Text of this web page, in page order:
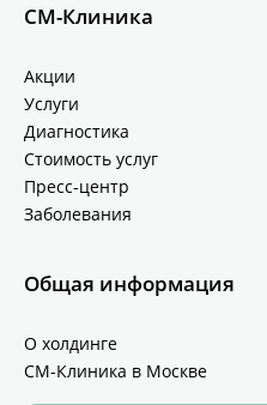
СМ-Клиника
Акции
Услуги
Диагностика
Стоимость услуг
Пресс-центр
Заболевания
Общая информация
О холдинге
СМ-Клиника в Москве